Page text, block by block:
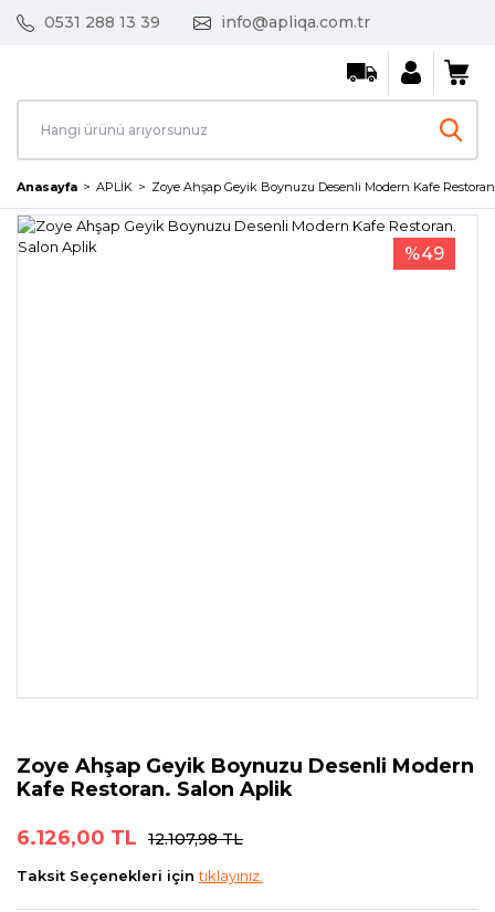
0531 288 13 39 info@apliqa.com.tr
Anasayfa APLİK Zoye Ahşap Geyik Boynuzu Desenli Modern Kafe
%49
Zoye Ahşap Geyik Boynuzu Desenli Modern
Kafe Restoran. Salon Aplik
6.126,00 TL
12.107,98 TL
Taksit Seçenekleri içintıklayınız.